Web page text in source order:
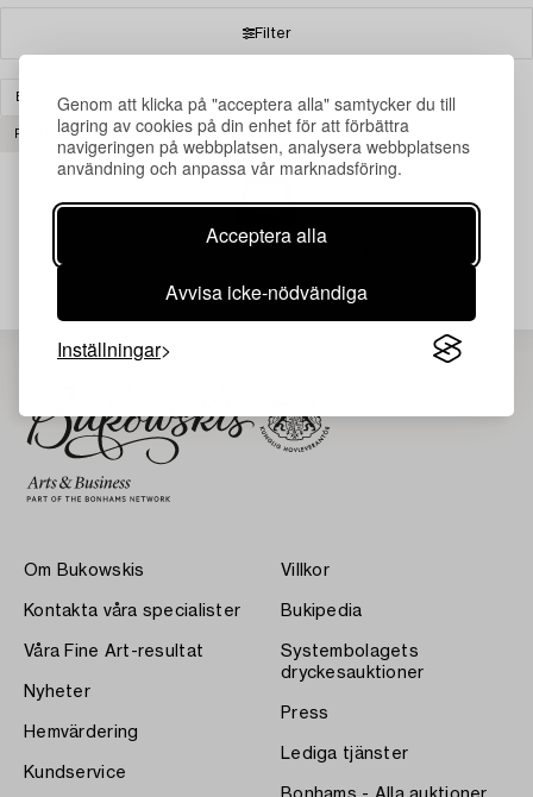
Genom att klicka på "acceptera alla" samtycker du till
lagring av cookies på din enhet för att förbättra
navigeringen på webbplatsen, analysera webbplatsens
användning och anpassa vår marknadsföring.
Acceptera alla
Avvisa icke-nödvändiga
Inställningar
Filter
BÖCKER & HANDSKRIFTER MÖBLER OCH KONSTHANTVERK
RENSA ALLA
Din sökning gav ingen träff just nu.
Om Bukowskis
Kontakta våra specialister
Våra Fine Art-resultat
Nyheter
Hemvärdering
Kundservice
Villkor
Bukipedia
Systembolagets
dryckesauktioner
Press
Lediga tjänster